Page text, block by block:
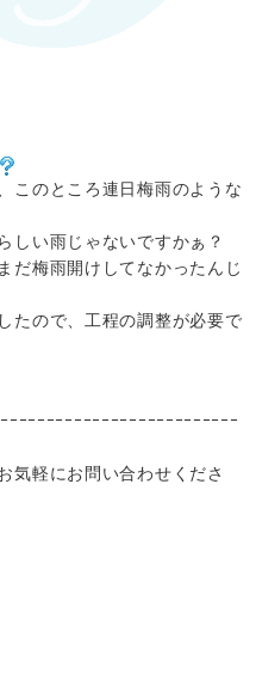
このところ連日梅雨のような
しい雨じゃないですかぁ？
だ梅雨開けしてなかったんじ
たので、工程の調整が必要で
ｰｰｰｰｰｰｰｰｰｰｰｰｰｰｰｰｰｰｰｰｰｰｰｰｰ
気軽にお問い合わせくださ